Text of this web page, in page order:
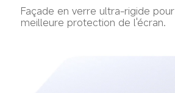
Façade en verre ultra-rigide
meilleure protection de l'écran.